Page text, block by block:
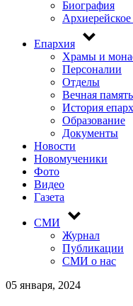
Биография
Епархия
Храмы и
Персоналии
Отделы
Вечная память
История
Образование
Документы
Новости
Новомученики
Фото
Видео
Газета
СМИ
Журнал
Публикации
СМИ о нас
05 января, 2024